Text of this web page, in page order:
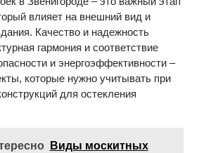
влияет на внешний вид и
Качество и надежность
гармония и соответствие
и энергоэффективности –
которые нужно учитывать при
для остекления
Виды москитных